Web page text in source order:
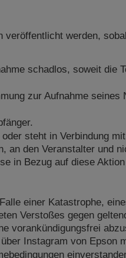
veröffentlicht werden,
schadlos, soweit die
zur Aufnahme seines
steht in Verbindung
an den Veranstalter und
in Bezug auf diese
einer Katastrophe,
Verstoßes gegen
vorankündigungsfrei
Instagram von Epson